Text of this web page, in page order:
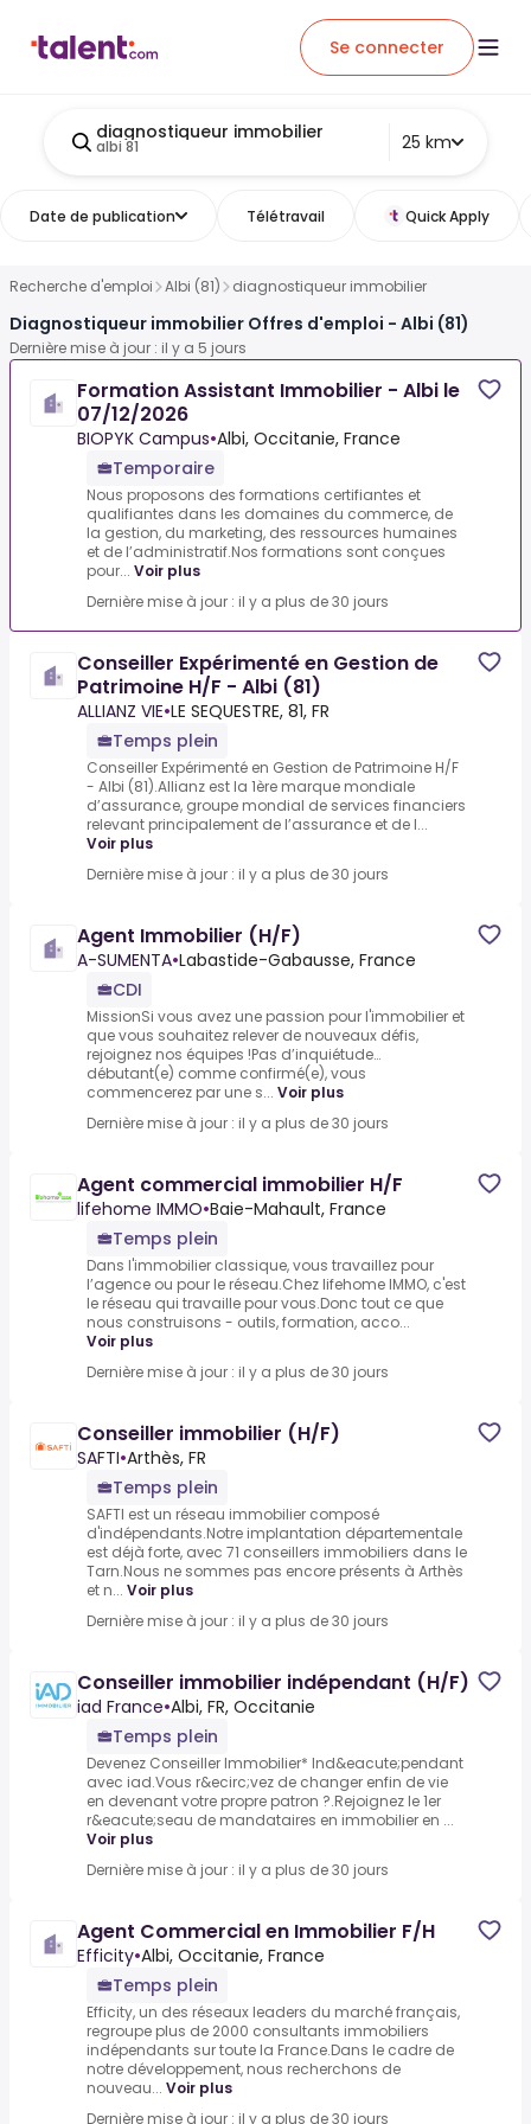
Se connecter
diagnostiqueur immobilier
albi 81 25 km
Date de publication Télétravail Quick Apply
Recherche d'emploi Albi (81) diagnostiqueur immobilier
Diagnostiqueur immobilier Offres d'emploi - Albi (81)
Dernière mise à jour : il y a 5 jours
Formation Assistant Immobilier - Albi le
07/12/2026
BIOPYK Campus•Albi, Occitanie, France
Temporaire
Nous proposons des formations certifiantes et
qualifiantes dans les domaines du commerce, de
la gestion, du marketing, des ressources humaines
et de l’administratif.Nos formations sont conçues
pour... Voir plus
Dernière mise à jour : il y a plus de 30 jours
Conseiller Expérimenté en Gestion de
Patrimoine H/F - Albi (81)
ALLIANZ VIE•LE SEQUESTRE, 81, FR
Temps plein
Conseiller Expérimenté en Gestion de Patrimoine H/F
- Albi (81).Allianz est la 1ère marque mondiale
d’assurance, groupe mondial de services financiers
relevant principalement de l’assurance et de l...
Voir plus
Dernière mise à jour : il y a plus de 30 jours
Agent Immobilier (H/F)
A-SUMENTA•Labastide-Gabausse, France
CDI
MissionSi vous avez une passion pour l'immobilier et
que vous souhaitez relever de nouveaux défis,
rejoignez nos équipes !Pas d’inquiétude…
débutant(e) comme confirmé(e), vous
commencerez par une s... Voir plus
Dernière mise à jour : il y a plus de 30 jours
Agent commercial immobilier H/F
lifehome IMMO•Baie-Mahault, France
Temps plein
Dans l'immobilier classique, vous travaillez pour
l’agence ou pour le réseau.Chez lifehome IMMO, c'est
le réseau qui travaille pour vous.Donc tout ce que
nous construisons - outils, formation, acco...
Voir plus
Dernière mise à jour : il y a plus de 30 jours
Conseiller immobilier (H/F)
SAFTI•Arthès, FR
Temps plein
SAFTI est un réseau immobilier composé
d'indépendants.Notre implantation départementale
est déjà forte, avec 71 conseillers immobiliers dans le
Tarn.Nous ne sommes pas encore présents à Arthès
et n... Voir plus
Dernière mise à jour : il y a plus de 30 jours
Conseiller immobilier indépendant (H/F)
iad France•Albi, FR, Occitanie
Temps plein
Devenez Conseiller Immobilier* Ind&eacute;pendant
avec iad.Vous r&ecirc;vez de changer enfin de vie
en devenant votre propre patron ?.Rejoignez le 1er
r&eacute;seau de mandataires en immobilier en ...
Voir plus
Dernière mise à jour : il y a plus de 30 jours
Agent Commercial en Immobilier F/H
Efficity•Albi, Occitanie, France
Temps plein
Efficity, un des réseaux leaders du marché français,
regroupe plus de 2000 consultants immobiliers
indépendants sur toute la France.Dans le cadre de
notre développement, nous recherchons de
nouveau... Voir plus
Dernière mise à jour : il y a plus de 30 jours